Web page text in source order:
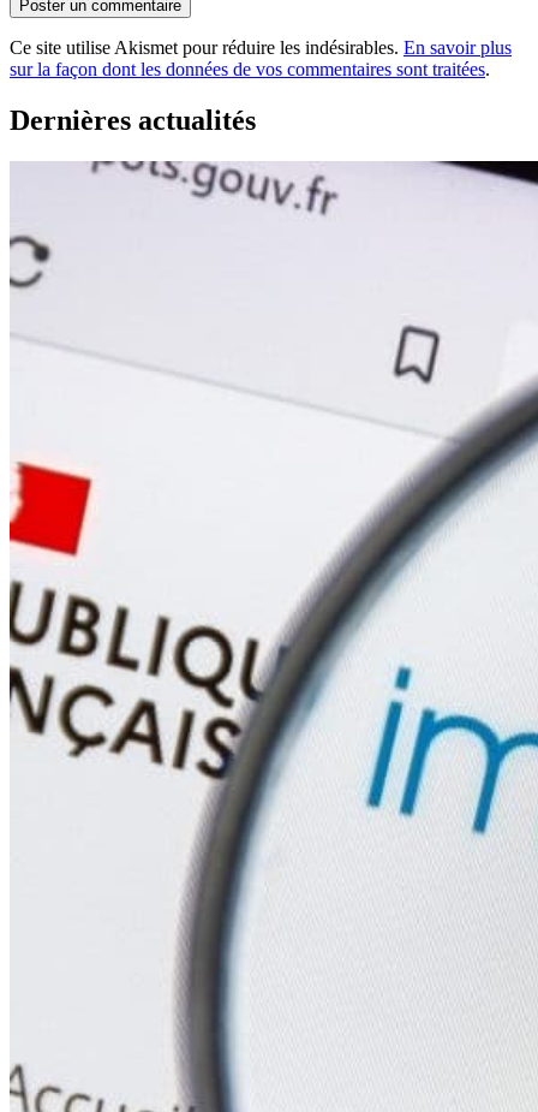
Ce site utilise Akismet pour réduire les indésirables. En savoir plus
sur la façon dont les données de vos commentaires sont traitées.
Dernières actualités